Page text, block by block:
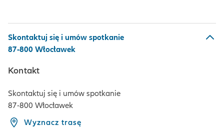
Skontaktuj się i umów spotkanie
87-800 Włocławek
Kontakt
Skontaktuj się i umów spotkanie
87-800 Włocławek
Wyznacz trasę